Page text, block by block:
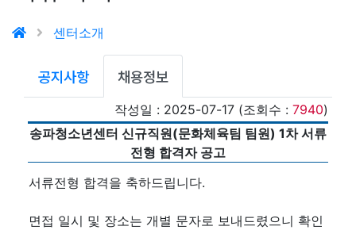
센터소개
공지사항 채용정보
작성일 : 2025-07-17 (조회수 : 7940)
송파청소년센터 신규직원(문화체육팀 팀원) 1차 서류
전형 합격자 공고
서류전형 합격을 축하드립니다.
면접 일시 및 장소는 개별 문자로 보내드렸으니 확인